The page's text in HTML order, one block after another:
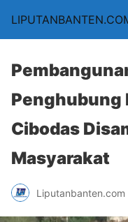
Penghubung
Cibodas
Masyarakat
Liputanbanten.com